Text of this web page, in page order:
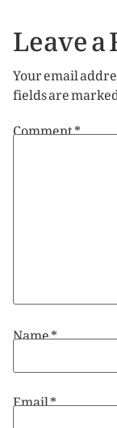
Leave
Your email
fields are
Comment*
Name*
Email*